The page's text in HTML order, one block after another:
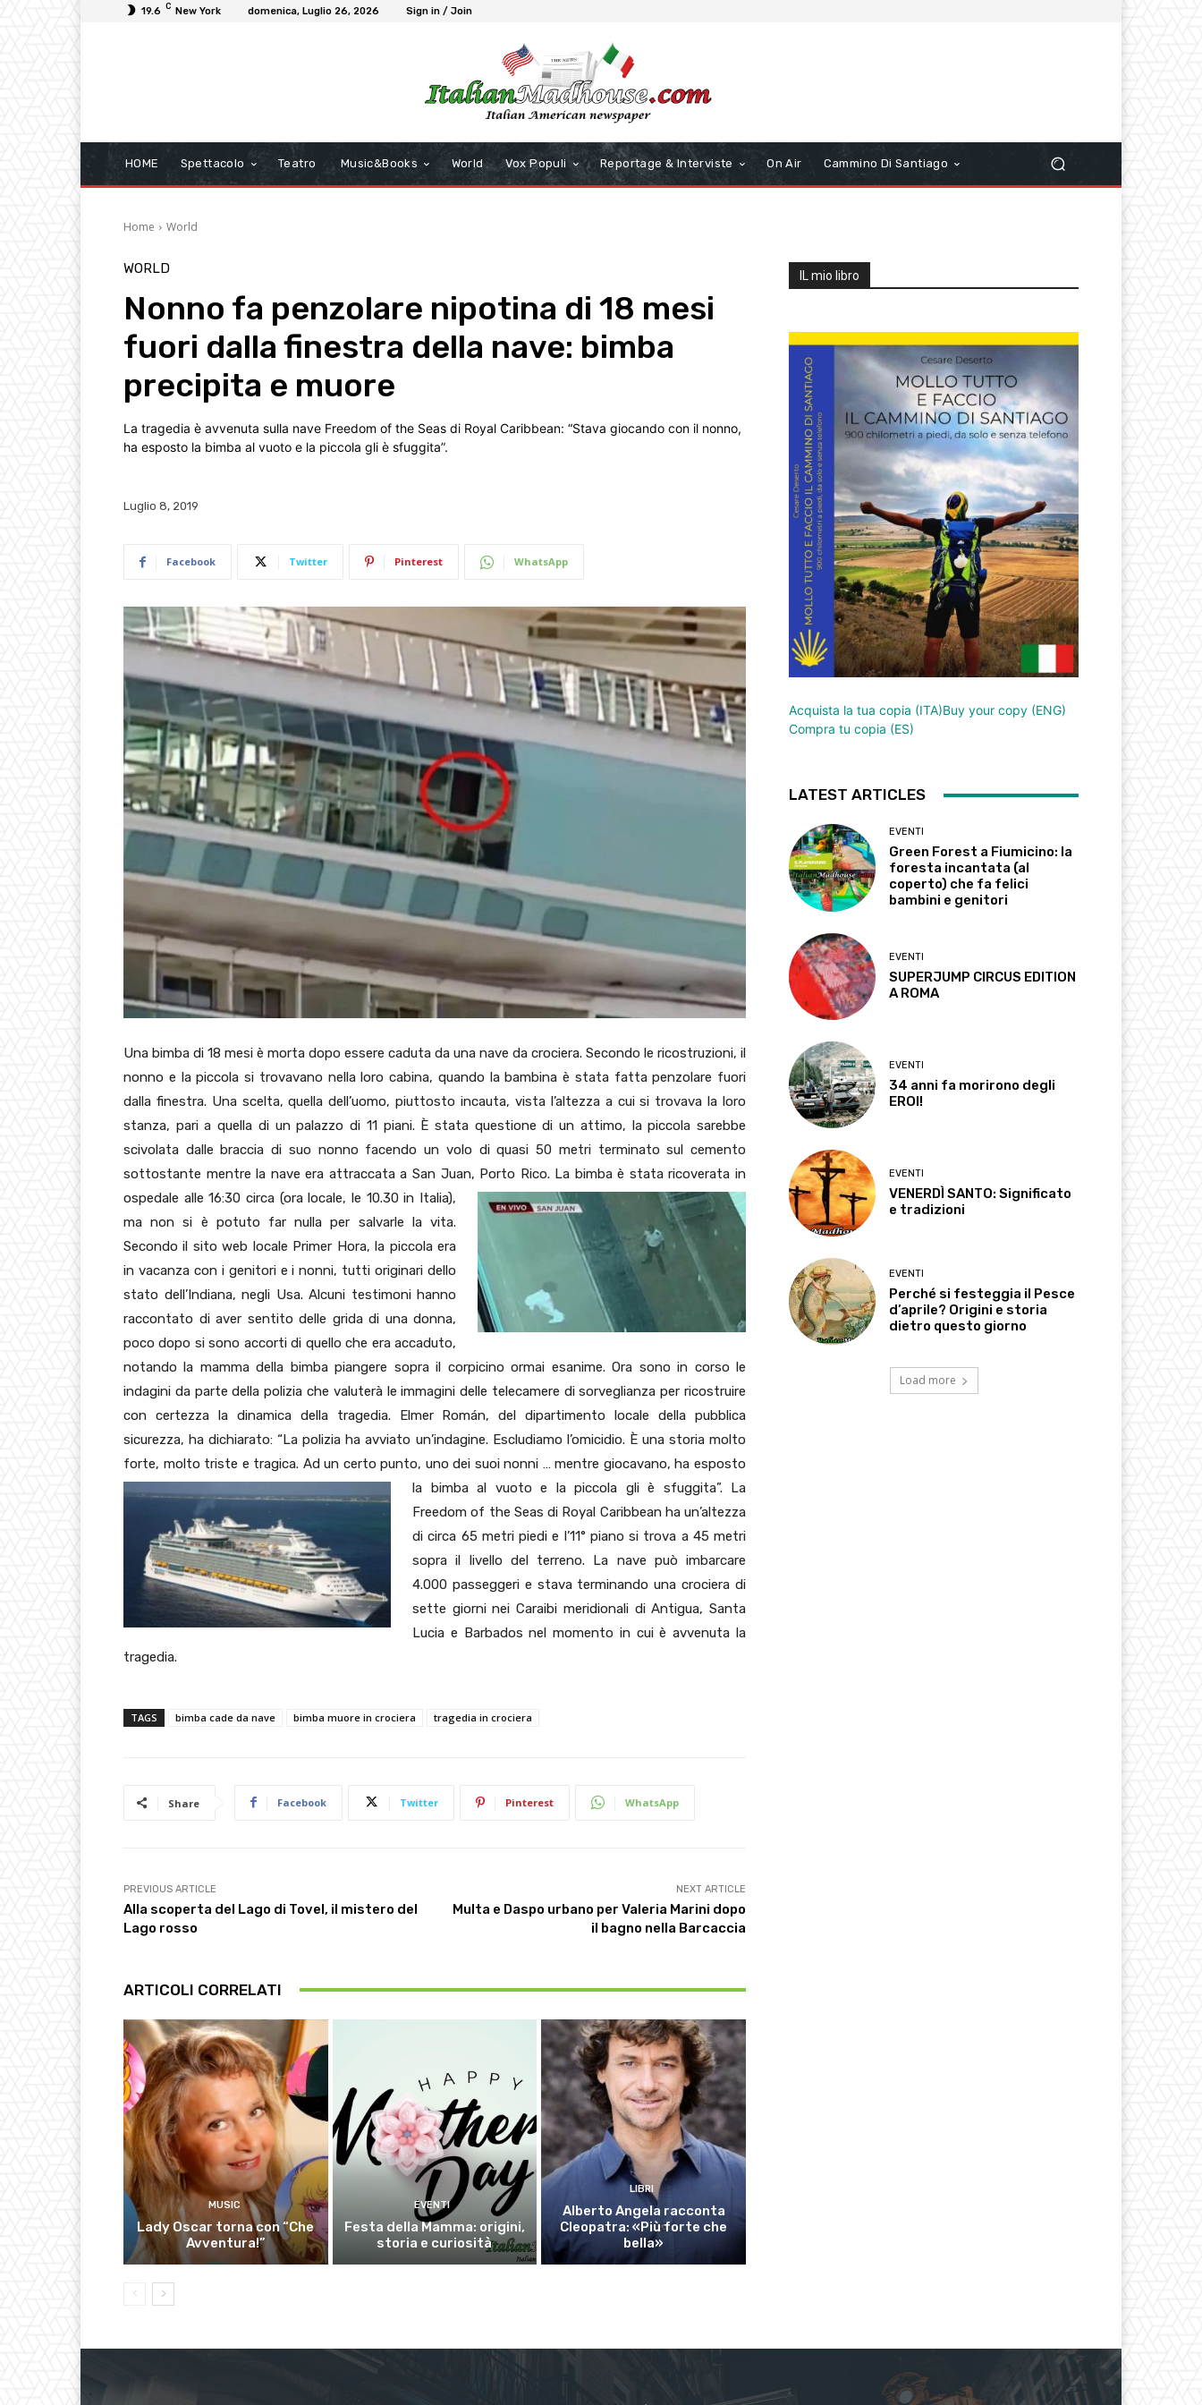
19.6 C New York domenica, Luglio 26, 2026 Sign in / Join
HOME Spettacolo Teatro Music&Books World Vox Populi Reportage & Interviste On Air Cammino Di Santiago
Home World
WORLD
Nonno fa penzolare nipotina di 18 mesi
fuori dalla finestra della nave: bimba
precipita e muore
La tragedia è avvenuta sulla nave Freedom of the Seas di Royal Caribbean: “Stava giocando con il nonno,
ha esposto la bimba al vuoto e la piccola gli è sfuggita”.
Luglio 8, 2019
Facebook Twitter Pinterest WhatsApp
Una bimba di 18 mesi è morta dopo essere caduta da una nave da crociera. Secondo le ricostruzioni, il
nonno e la piccola si trovavano nella loro cabina, quando la bambina è stata fatta penzolare fuori
dalla finestra. Una scelta, quella dell’uomo, piuttosto incauta, vista l’altezza a cui si trovava la loro
stanza, pari a quella di un palazzo di 11 piani. È stata questione di un attimo, la piccola sarebbe
scivolata dalle braccia di suo nonno facendo un volo di quasi 50 metri terminato sul cemento
sottostante mentre la nave era attraccata a San Juan, Porto Rico. La bimba è stata ricoverata in
ospedale alle 16:30 circa (ora locale, le 10.30 in Italia),
ma non si è potuto far nulla per salvarle la vita.
Secondo il sito web locale Primer Hora, la piccola era
in vacanza con i genitori e i nonni, tutti originari dello
stato dell’Indiana, negli Usa. Alcuni testimoni hanno
raccontato di aver sentito delle grida di una donna,
poco dopo si sono accorti di quello che era accaduto,
notando la mamma della bimba piangere sopra il corpicino ormai esanime. Ora sono in corso le
indagini da parte della polizia che valuterà le immagini delle telecamere di sorveglianza per ricostruire
con certezza la dinamica della tragedia. Elmer Román, del dipartimento locale della pubblica
sicurezza, ha dichiarato: “La polizia ha avviato un’indagine. Escludiamo l’omicidio. È una storia molto
forte, molto triste e tragica. Ad un certo punto, uno dei suoi nonni … mentre giocavano, ha esposto
la bimba al vuoto e la piccola gli è sfuggita”. La
Freedom of the Seas di Royal Caribbean ha un’altezza
di circa 65 metri piedi e l’11° piano si trova a 45 metri
sopra il livello del terreno. La nave può imbarcare
4.000 passeggeri e stava terminando una crociera di
sette giorni nei Caraibi meridionali di Antigua, Santa
Lucia e Barbados nel momento in cui è avvenuta la
tragedia.
TAGS bimba cade da nave bimba muore in crociera tragedia in crociera
Share Facebook Twitter Pinterest WhatsApp
PREVIOUS ARTICLE
Alla scoperta del Lago di Tovel, il mistero del
Lago rosso
NEXT ARTICLE
Multa e Daspo urbano per Valeria Marini dopo
il bagno nella Barcaccia
ARTICOLI CORRELATI
MUSIC
Lady Oscar torna con “Che
Avventura!”
EVENTI
Festa della Mamma: origini,
storia e curiosità
LIBRI
Alberto Angela racconta
Cleopatra: «Più forte che
bella»
IL mio libro
Acquista la tua copia (ITA)Buy your copy (ENG)
Compra tu copia (ES)
LATEST ARTICLES
EVENTI
Green Forest a Fiumicino: la
foresta incantata (al
coperto) che fa felici
bambini e genitori
EVENTI
SUPERJUMP CIRCUS EDITION
A ROMA
EVENTI
34 anni fa morirono degli
EROI!
EVENTI
VENERDÌ SANTO: Significato
e tradizioni
EVENTI
Perché si festeggia il Pesce
d’aprile? Origini e storia
dietro questo giorno
Load more